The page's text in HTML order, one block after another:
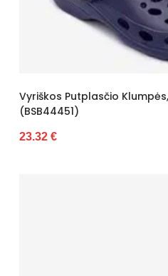
Vyriškos Putplasčio
(BSB44451)
23.32 €